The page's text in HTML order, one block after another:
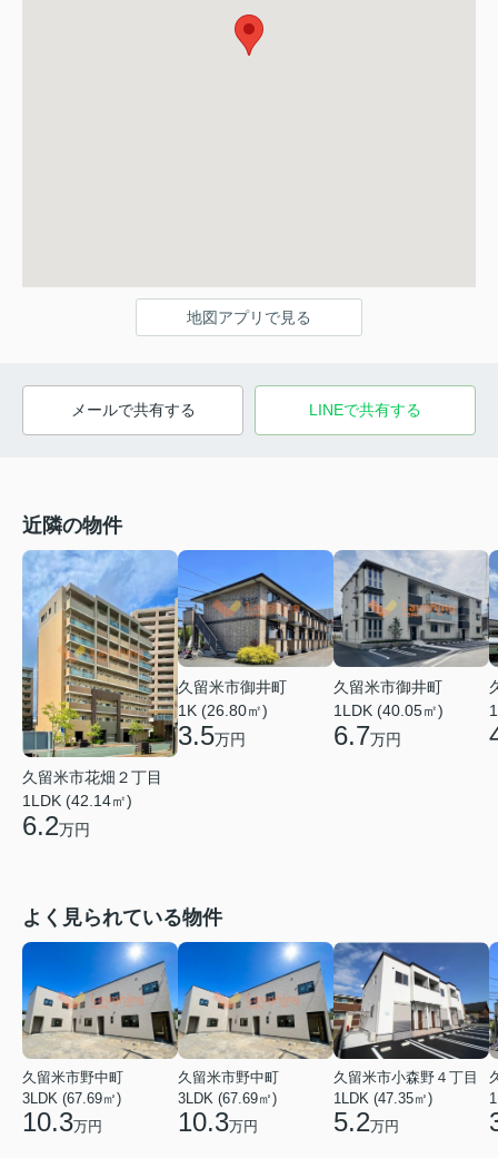
地図アプリで見る
メールで共有する LINEで共有する
近隣の物件
久留米市花畑２丁目
1LDK (42.14㎡)
6.2万円
久留米市御井町
1K (26.80㎡)
3.5万円
久留米市御井町
1LDK (40.05㎡)
6.7万円
よく見られている物件
久留米市野中町
3LDK (67.69㎡)
10.3万円
久留米市野中町
3LDK (67.69㎡)
10.3万円
久留米市小森野４丁目
1LDK (47.35㎡)
5.2万円